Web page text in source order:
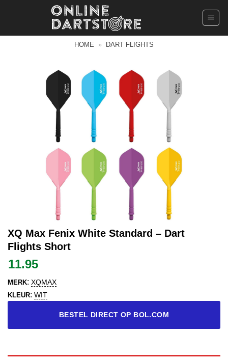
HOME » DART FLIGHTS
XQ Max Fenix White Standard – Dart
Flights Short
11.95
MERK: XQMAX
KLEUR: WIT
BESTEL DIRECT OP BOL.COM